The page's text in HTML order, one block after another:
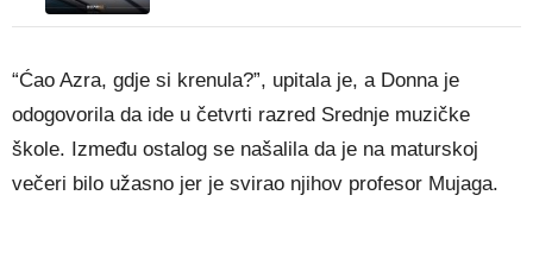
“Ćao Azra, gdje si krenula?”, upitala je, a Donna je
odogovorila da ide u četvrti razred Srednje muzičke
škole. Između ostalog se našalila da je na maturskoj
večeri bilo užasno jer je svirao njihov profesor Mujaga.